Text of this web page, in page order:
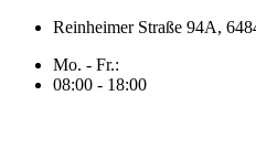
Zum
springen
Reinheimer Straße 94A,
Mo. - Fr.:
08:00 - 18:00